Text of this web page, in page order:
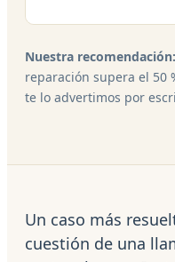
Nuestra recomendación:
reparación supera el 50
te lo advertimos por
Un caso más
cuestión de una